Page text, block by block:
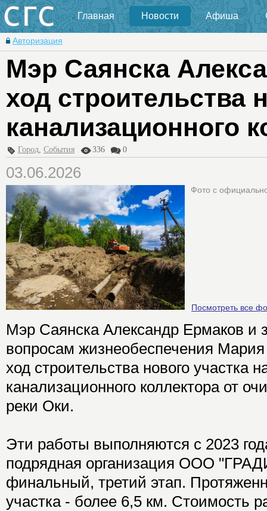
Главная Новости Афиша
Авторизация
Мэр Саянска
ход строительства
канализационного
Город, События 336 0
03.06.2026
Фото с
Посмотреть все
Мэр Саянска Александр Ермаков и
вопросам жизнеобеспечения
ход строительства нового участка
канализационного коллектора от
реки Оки.
Эти работы выполняются с 2023
подрядная организация ООО
финальный, третий этап.
участка - более 6,5 км. Стоимость